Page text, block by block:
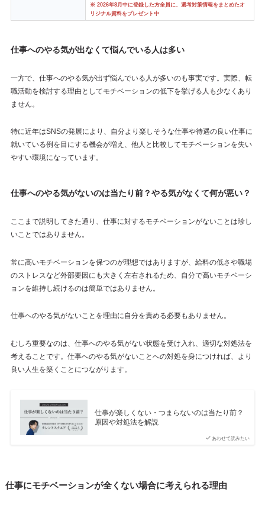
※ 2026年8月中に登録した方全員に、選考対策情報をまとめたオ
リジナル資料をプレゼント中
仕事へのやる気が出なくて悩んでいる人は多い
一方で、仕事へのやる気が出ず悩んでいる人が多いのも事実です。実際、転
職活動を検討する理由としてモチベーションの低下を挙げる人も少なくあり
ません。
特に近年はSNSの発展により、自分より楽しそうな仕事や待遇の良い仕事に
就いている例を目にする機会が増え、他人と比較してモチベーションを失い
やすい環境になっています。
仕事へのやる気がないのは当たり前？やる気がなくて何が悪い？
ここまで説明してきた通り、仕事に対するモチベーションがないことは珍し
いことではありません。
常に高いモチベーションを保つのが理想ではありますが、給料の低さや職場
のストレスなど外部要因にも大きく左右されるため、自分で高いモチベーシ
ョンを維持し続けるのは簡単ではありません。
仕事へのやる気がないことを理由に自分を責める必要もありません。
むしろ重要なのは、仕事へのやる気がない状態を受け入れ、適切な対処法を
考えることです。仕事へのやる気がないことへの対処を身につければ、より
良い人生を築くことにつながります。
あわせて読みたい
仕事が楽しくない・つまらないのは当たり前？
原因や対処法を解説
仕事にモチベーションが全くない場合に考えられる理由